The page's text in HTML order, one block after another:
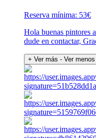
Reserva mínima: 53€
Hola buenas pintores
dude en contactar,
+ Ver más - Ver menos